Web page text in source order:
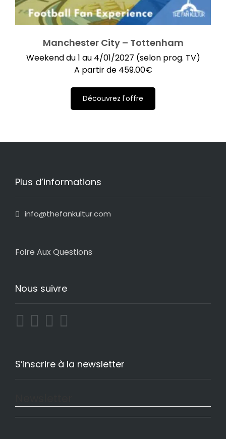
Manchester City – Tottenham
Weekend du 1 au 4/01/2027 (selon prog. TV)
A partir de 459.00€
Découvrez l'offre
Plus d’informations
info@thefankultur.com
Foire Aux Questions
Nous suivre
S’inscrire à la newsletter